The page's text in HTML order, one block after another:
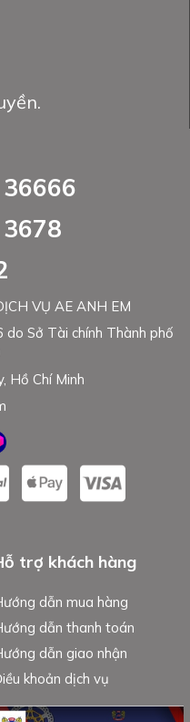
VỤ AE ANH EM
Sở Tài chính Thành phố
Hồ Chí Minh
trợ khách hàng
dẫn mua hàng
dẫn thanh toán
dẫn giao nhận
khoản dịch vụ